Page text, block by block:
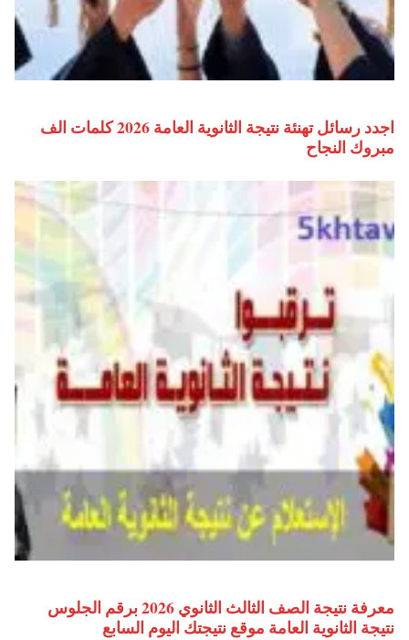
اجدد رسائل تهنئة نتيجة الثانوية العامة 2026 كلمات الف
مبروك النجاح
معرفة نتيجة الصف الثالث الثانوي 2026 برقم الجلوس
نتيجة الثانوية العامة موقع نتيجتك اليوم السابع